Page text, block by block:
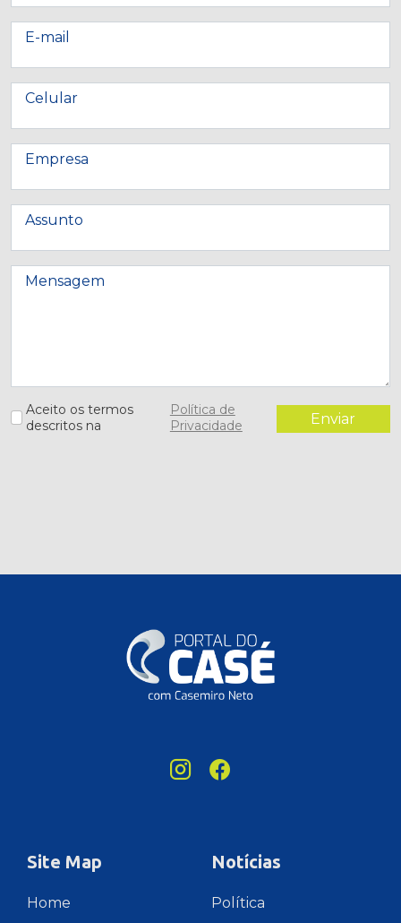
E-mail
Celular
Empresa
Assunto
Mensagem
Aceito os termos
descritos na
Política de
Privacidade
Enviar
Site Map
Home
Notícias
Política